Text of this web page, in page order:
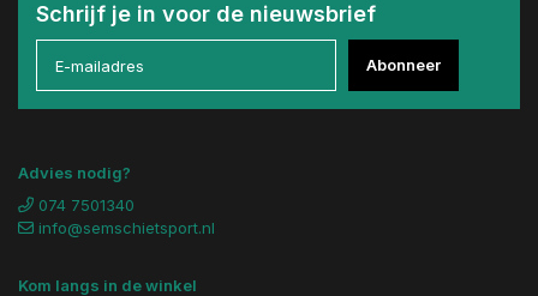
Schrijf je in voor de nieuwsbrief
Abonneer
Advies nodig?
074 7501340
info@semschietsport.nl
Kom langs in de winkel